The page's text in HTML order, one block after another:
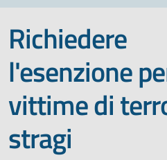
Richiedere
l'esenzione
vittime di
stragi